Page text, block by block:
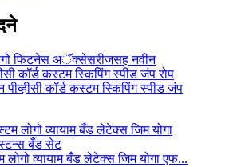
पीव्हीसी कॉर्ड कस्टम स्किपिंग स्पीड जंप
व्यायाम बँड लेटेक्स जिम योगा एफ...